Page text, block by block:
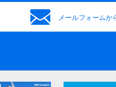
メールフォームか